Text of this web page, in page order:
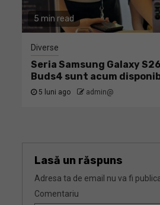
5 min read
Diverse
Seria Samsung Galaxy
Buds4 sunt acum
5 luni ago admin@
Lasă un răspuns
Adresa ta de email nu va fi
Comentariu